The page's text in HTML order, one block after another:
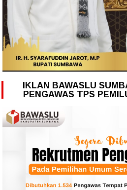
IKLAN BAWASLU
PENGAWAS TPS